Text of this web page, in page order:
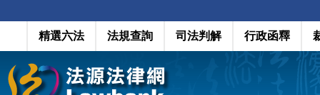
精選六法 法規查詢 司法判解 行政函釋